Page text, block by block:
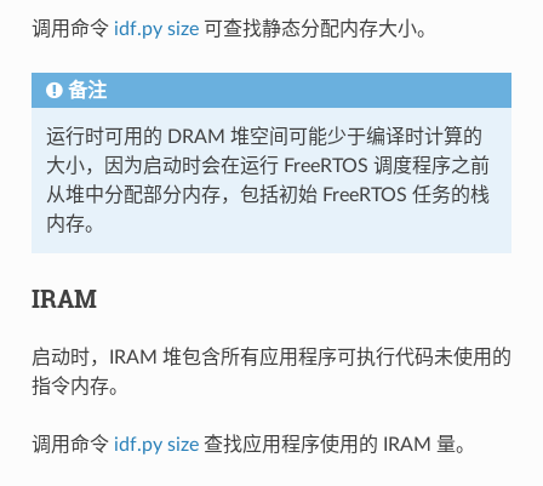
调用命令 idf.py size可查找静态分配内存大小。
备注
运行时可用的 DRAM 堆空间可能少于编译时计算的
大小，因为启动时会在运行 FreeRTOS 调度程序之前
从堆中分配部分内存，包括初始 FreeRTOS 任务的栈
内存。
IRAM
启动时，IRAM 堆包含所有应用程序可执行代码未使用的
指令内存。
调用命令 idf.py size查找应用程序使用的 IRAM 量。